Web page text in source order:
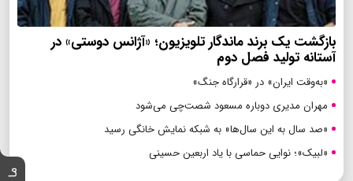
بازگشت یک برند ماندگار تلویزیون؛ «آژانس دوستی» در
آستانه تولید فصل دوم
«به‌وقت ایران» در «قرارگاه جنگ»
مهران مدیری دوباره مسعود شصت‌چی می‌شود
«صد سال به این سال‌ها» به شبکه نمایش خانگی رسید
«لبیک»؛ نوایی حماسی با یاد اربعین حسینی